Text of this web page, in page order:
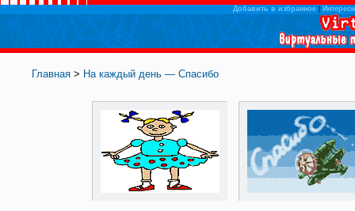
Добавить в избранное|
Главная > На каждый день — Спасибо